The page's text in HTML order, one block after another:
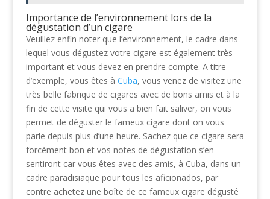
Importance de l’environnement lors de la
dégustation d’un cigare
Veuillez enfin noter que l’environnement, le cadre dans
lequel vous dégustez votre cigare est également très
important et vous devez en prendre compte. A titre
d’exemple, vous êtes à Cuba, vous venez de visitez une
très belle fabrique de cigares avec de bons amis et à la
fin de cette visite qui vous a bien fait saliver, on vous
permet de déguster le fameux cigare dont on vous
parle depuis plus d’une heure. Sachez que ce cigare sera
forcément bon et vos notes de dégustation s’en
sentiront car vous êtes avec des amis, à Cuba, dans un
cadre paradisiaque pour tous les aficionados, par
contre achetez une boîte de ce fameux cigare dégusté